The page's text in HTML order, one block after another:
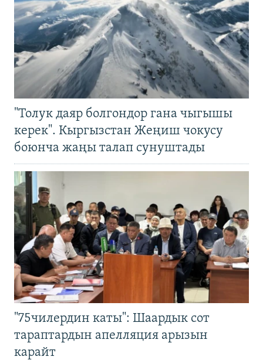
"Толук даяр болгондор гана чыгышы
керек". Кыргызстан Жеңиш чокусу
боюнча жаңы талап сунуштады
"75чилердин каты": Шаардык сот
тараптардын апелляция арызын
карайт